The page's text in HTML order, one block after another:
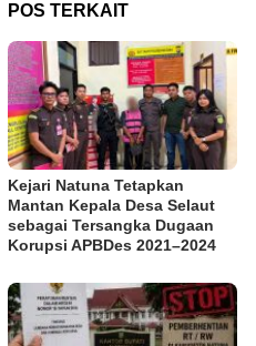
POS TERKAIT
Kejari Natuna Tetapkan
Mantan Kepala Desa Selaut
sebagai Tersangka Dugaan
Korupsi APBDes 2021–2024